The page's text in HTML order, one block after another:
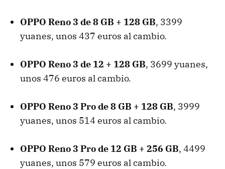
OPPO Reno 3 de 8 GB + 128 GB, 3399
yuanes, unos 437 euros al cambio.
OPPO Reno 3 de 12 + 128 GB, 3699 yuanes,
unos 476 euros al cambio.
OPPO Reno 3 Pro de 8 GB + 128 GB, 3999
yuanes, unos 514 euros al cambio.
OPPO Reno 3 Pro de 12 GB + 256 GB, 4499
yuanes, unos 579 euros al cambio.